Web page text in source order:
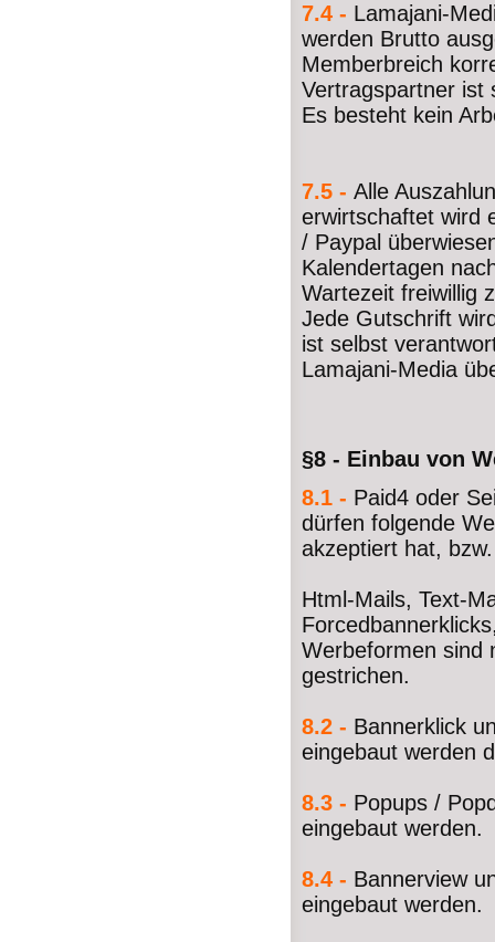
7.4 - Lamajani-
werden Brutto
Memberbreich
Vertragspartner ist
Es besteht kein
7.5 - Alle
erwirtschaftet wird
/ Paypal
Kalendertagen
Wartezeit freiwillig
Jede Gutschrift
ist selbst
Lamajani-Media
§8 - Einbau von
8.1 - Paid4 oder
dürfen folgende
akzeptiert hat,
Html-Mails, Text-
Werbeformen sind
gestrichen.
8.2 - Bannerklick
eingebaut werden
8.3 - Popups /
eingebaut werden.
8.4 - Bannerview
eingebaut werden.